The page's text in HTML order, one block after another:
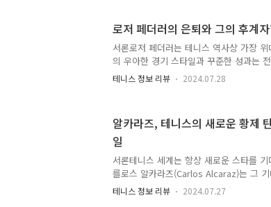
예방하는 데 중요한 역할을 합니다. 강한
스러운 움직임에서도 부상을 줄일 수 있
어, 팔의 근력을 강화하는 운동을 합니다.
강화하여 빠른 방..
로저 페더러의 은퇴와 그의 후계
서론로저 페더러는 테니스 역사상 가장
의 우아한 경기 스타일과 꾸준한 성과는
주었습니다. 그러나 모든 전설에는 끝이
식적으로 은퇴를 선언하며, 많은 팬들에
서 태어났습니다. 그는 어린 시절부터 테
년 프로에 데뷔했습니다. 그의 경력 초기
만, 곧 뛰어난 기량을 바탕으로 꾸준히 성
더러는 20개..
테니스 정보 리뷰 2024.07.28
알카라즈, 테니스의 새로운 황제
일
서론테니스 세계는 항상 새로운 스타를
를로스 알카라즈(Carlos Alcaraz)는 그
습니다. 많은 사람들이 그를 "테니스의 새
탁월한 경기력과 독특한 스타일은 이미
테니스 정보 리뷰 2024.07.27